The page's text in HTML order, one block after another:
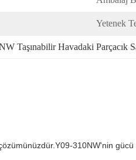
Yetenek
Taşınabilir Havadaki Parçacık
310NW'nin